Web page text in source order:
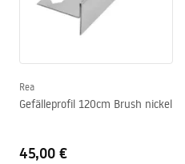
Rea
Gefälleprofil 120cm Brush nickel
45,00 €